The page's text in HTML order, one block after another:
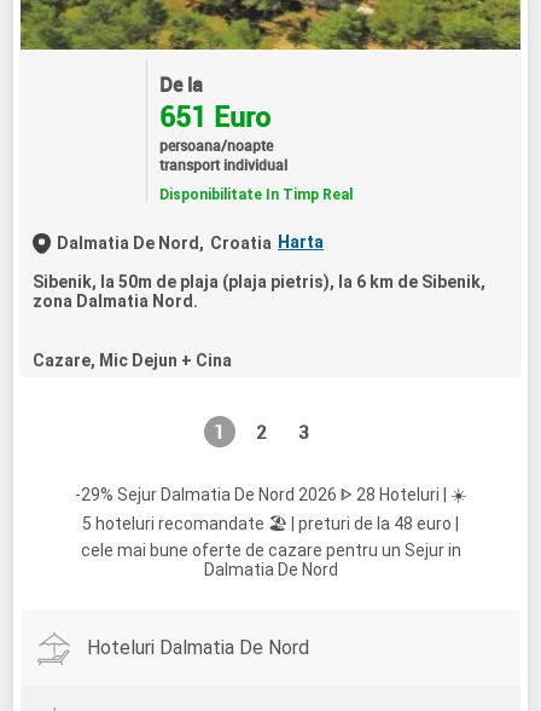
De la
651 Euro
persoana/noapte
transport individual
Disponibilitate In Timp Real
Dalmatia De Nord, Croatia Harta
Sibenik, la 50m de plaja (plaja pietris), la 6 km de Sibenik,
zona Dalmatia Nord.
Cazare, Mic Dejun + Cina
1 2 3
-29% Sejur Dalmatia De Nord 2026 ᐈ 28 Hoteluri | ☀️
5 hoteluri recomandate 🏖️ | preturi de la 48 euro |
cele mai bune oferte de cazare pentru un Sejur in
Dalmatia De Nord
Hoteluri Dalmatia De Nord